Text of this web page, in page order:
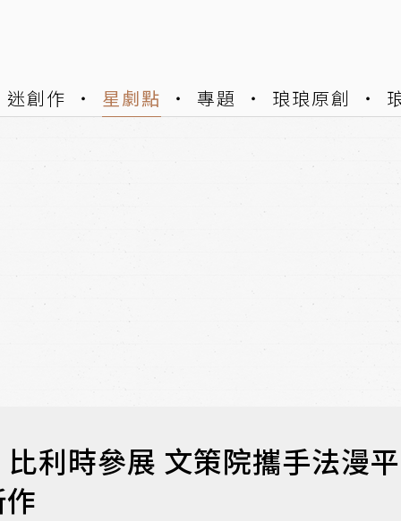
迷創作 星劇點 專題 琅琅原創
利時參展 文策院攜手法漫